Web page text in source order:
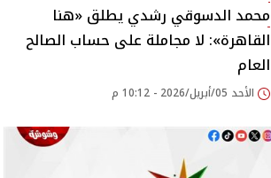
محمد الدسوقي رشدي يطلق «هنا
القاهرة»: لا مجاملة على حساب الصالح
العام
الأحد 05/أبريل/2026 - 10:12 م